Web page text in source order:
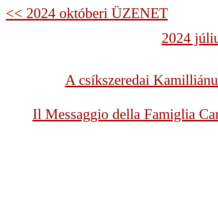
<< 2024 októberi ÜZENET
2024
A csíkszeredai
Il Messaggio della Famiglia